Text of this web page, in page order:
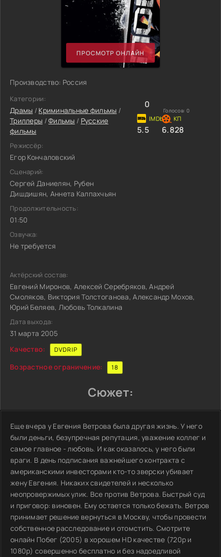
ПРОСМОТР ОНЛАЙН
Производство: Россия
Категории:
Драмы / Криминальные фильмы /
Триллеры /Фильмы / Русские
фильмы
Режиссёр:
Егор Кончаловский
Сценарий:
Сергей Даниелян, Рубен
Дишдишян, Аннета Калпахчьян
Продолжительность:
01:50
Озвучка:
Не требуется
0
Голосов: 0
5.5 6.828
Актёрский состав:
Евгений Миронов, Алексей Серебряков, Андрей
Смоляков, Виктория Толстоганова, Александр Мохов,
Юрий Беляев, Любовь Толкалина
Дата выхода:
31 марта 2005
Качество:
DVDRIP
Возрастное ограничение: 18
Сюжет:
Еще вчера у Евгения Ветрова была другая жизнь. У него
были деньги, безупречная репутация, уважение коллег и
самое главное - любовь. И как оказалось, у него были
враги. В день подписания важнейшего контракта с
американскими инвесторами кто-то зверски убивает
жену Евгения. Никаких свидетелей и несколько
неопровержимых улик. Все против Ветрова. Быстрый суд
и приговор: виновен. Ему остается только бежать. Ветров
принимает решение вернуться в Москву, чтобы провести
собственное расследование и отомстить. Смотрите
онлайн Побег (2005) в хорошем HD качестве (720p и
1080p) совершенно бесплатно и без надоедливой